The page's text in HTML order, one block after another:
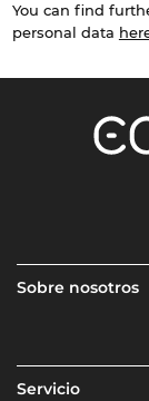
You can find
personal data
Sobre nosotros
Servicio